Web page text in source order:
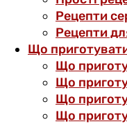
Рецепти
Рецепти
Що
Що
Що
Що
Що